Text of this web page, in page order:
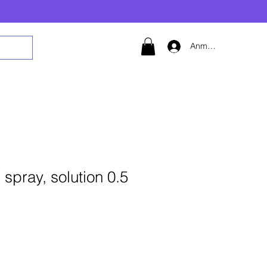
Anmelden
solution 0.5